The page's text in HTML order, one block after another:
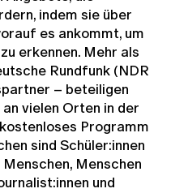
indem sie über
es ankommt, um
erkennen. Mehr als
Rundfunk (NDR
– beteiligen
vielen Orten in der
Programm
sind Schüler:innen
Menschen
und